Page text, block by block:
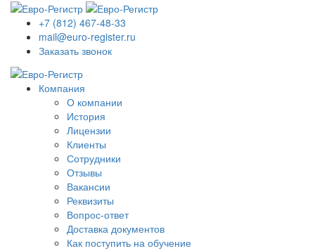
+7 (812) 467-48-33
mail@euro-register.ru
Заказать звонок
Компания
О компании
История
Лицензии
Клиенты
Сотрудники
Отзывы
Вакансии
Реквизиты
Вопрос-ответ
Доставка документов
Как поступить на обучение